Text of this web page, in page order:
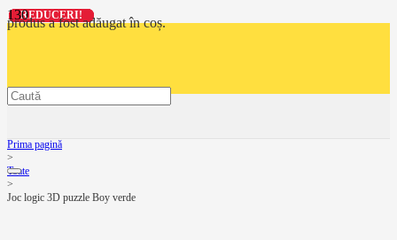
produsa fost adăugat în coș.
Prima pagină
>
Toate
>
Joc logic 3D puzzle Boy verde
REDUCERI!
REDUCERI!
REDUCERI!
REDUCERI!